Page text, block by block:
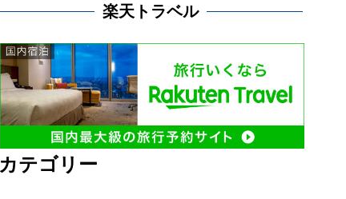
楽天トラベル
カテゴリー